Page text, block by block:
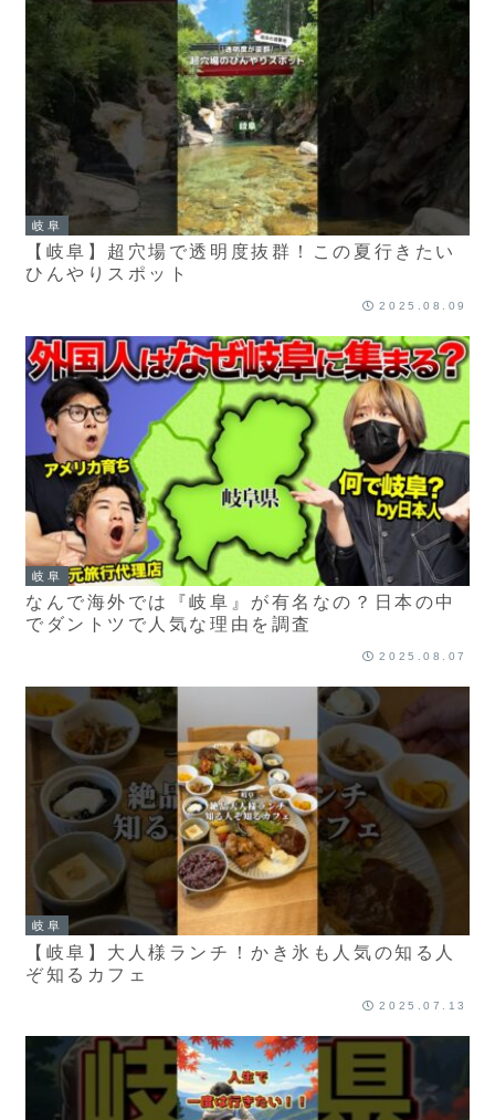
岐阜
【岐阜】超穴場で透明度抜群！この夏行きたい
ひんやりスポット
2025.08.09
岐阜
なんで海外では『岐阜』が有名なの？日本の中
でダントツで人気な理由を調査
2025.08.07
岐阜
【岐阜】大人様ランチ！かき氷も人気の知る人
ぞ知るカフェ
2025.07.13